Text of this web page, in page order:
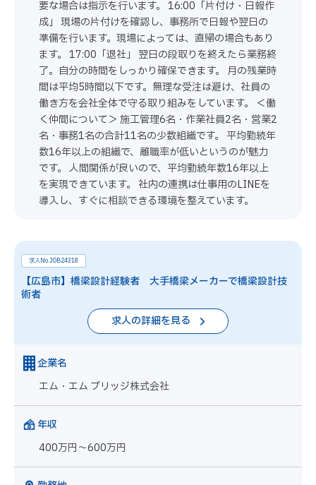
要な場合は指示を行います。 16:00「片付け・日報作
成」 現場の片付けを確認し、事務所で日報や翌日の
準備を行います。現場によっては、直帰の場合もあり
ます。 17:00「退社」 翌日の段取りを終えたら業務終
了。自分の時間をしっかり確保できます。 月の残業時
間は平均5時間以下です。無理な受注は避け、社員の
働き方を会社全体で守る取り組みをしています。 ＜働
く仲間について＞ 施工管理6名・作業社員2名・営業2
名・事務1名の合計11名の少数組織です。 平均勤続年
数16年以上の組織で、離職率が低いというのが魅力
です。 人間関係が良いので、平均勤続年数16年以上
を実現できています。 社内の連携は仕事用のLINEを
導入し、すぐに相談できる環境を整えています。
求人No.JOB24318
【広島市】橋梁設計経験者 大手橋梁メーカーで橋梁設計技
術者
求人の詳細を見る
企業名
エム・エム ブリッジ株式会社
年収
400万円～600万円